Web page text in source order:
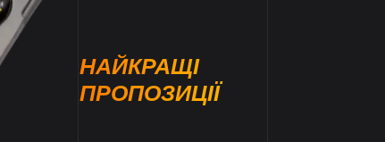
НАЙКРАЩІ
ПРОПОЗИЦІЇ